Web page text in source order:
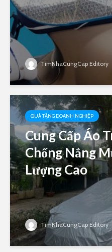
TimNhaCungCap Editory
QUÀ TẶNG DOANH NGHIỆP
Cung Cấp Áo
Chống Nắng
Lượng Cao
TimNhaCungCap Editory